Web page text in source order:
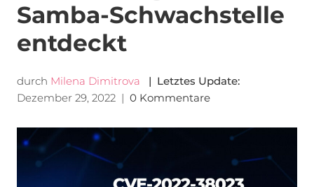
Samba-Schwachstelle
entdeckt
durch Milena Dimitrova
| Letztes Update:
Dezember 29, 2022| 0 Kommentare